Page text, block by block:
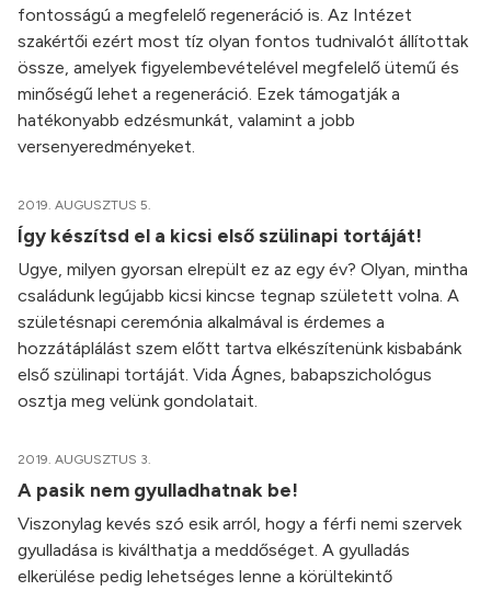
fontosságú a megfelelő regeneráció is. Az Intézet
szakértői ezért most tíz olyan fontos tudnivalót állítottak
össze, amelyek figyelembevételével megfelelő ütemű és
minőségű lehet a regeneráció. Ezek támogatják a
hatékonyabb edzésmunkát, valamint a jobb
versenyeredményeket.
2019. AUGUSZTUS 5.
Így készítsd el a kicsi első szülinapi tortáját!
Ugye, milyen gyorsan elrepült ez az egy év? Olyan, mintha
családunk legújabb kicsi kincse tegnap született volna. A
születésnapi ceremónia alkalmával is érdemes a
hozzátáplálást szem előtt tartva elkészítenünk kisbabánk
első szülinapi tortáját. Vida Ágnes, babapszichológus
osztja meg velünk gondolatait.
2019. AUGUSZTUS 3.
A pasik nem gyulladhatnak be!
Viszonylag kevés szó esik arról, hogy a férfi nemi szervek
gyulladása is kiválthatja a meddőséget. A gyulladás
elkerülése pedig lehetséges lenne a körültekintő